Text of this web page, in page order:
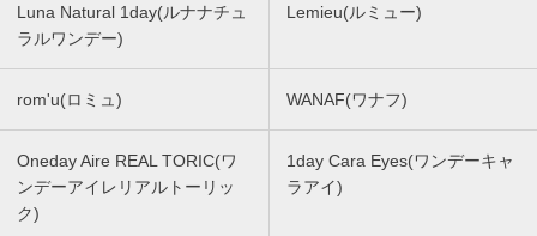
Luna Natural 1day(ルナナチュ
ラルワンデー)
Lemieu(ルミュー)
rom'u(ロミュ) WANAF(ワナフ)
Oneday Aire REAL TORIC(ワ
ンデーアイレリアルトーリッ
ク)
1day Cara Eyes(ワンデーキャ
ラアイ)